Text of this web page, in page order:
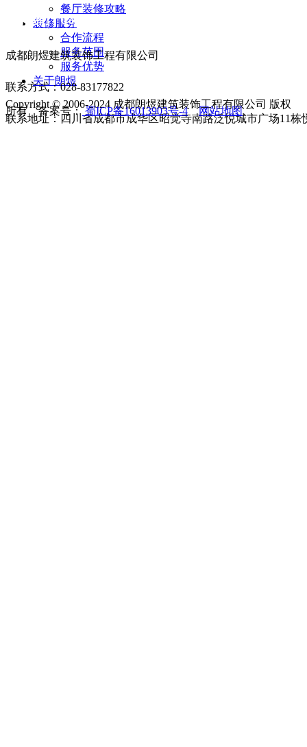
餐厅装修攻略
装修服务
合作流程
服务范围
服务优势
关于朗煜
联系我们 Contact us
成都朗煜建筑装饰工程有限公司
联系方式：028-83177822
联系地址：四川省成都市成华区昭觉寺南路泛悦城市广场11栋
Copyright © 2006-2024 成都朗煜建筑装饰工程有限公司 版权
所有 备案号：蜀ICP备16013903号-4 网站地图